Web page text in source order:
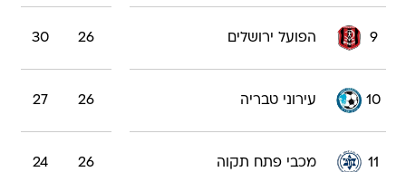
9 הפועל ירושלים 26
30
10 עירוני טבריה 26
27
11 מכבי פתח תקוה 26
24